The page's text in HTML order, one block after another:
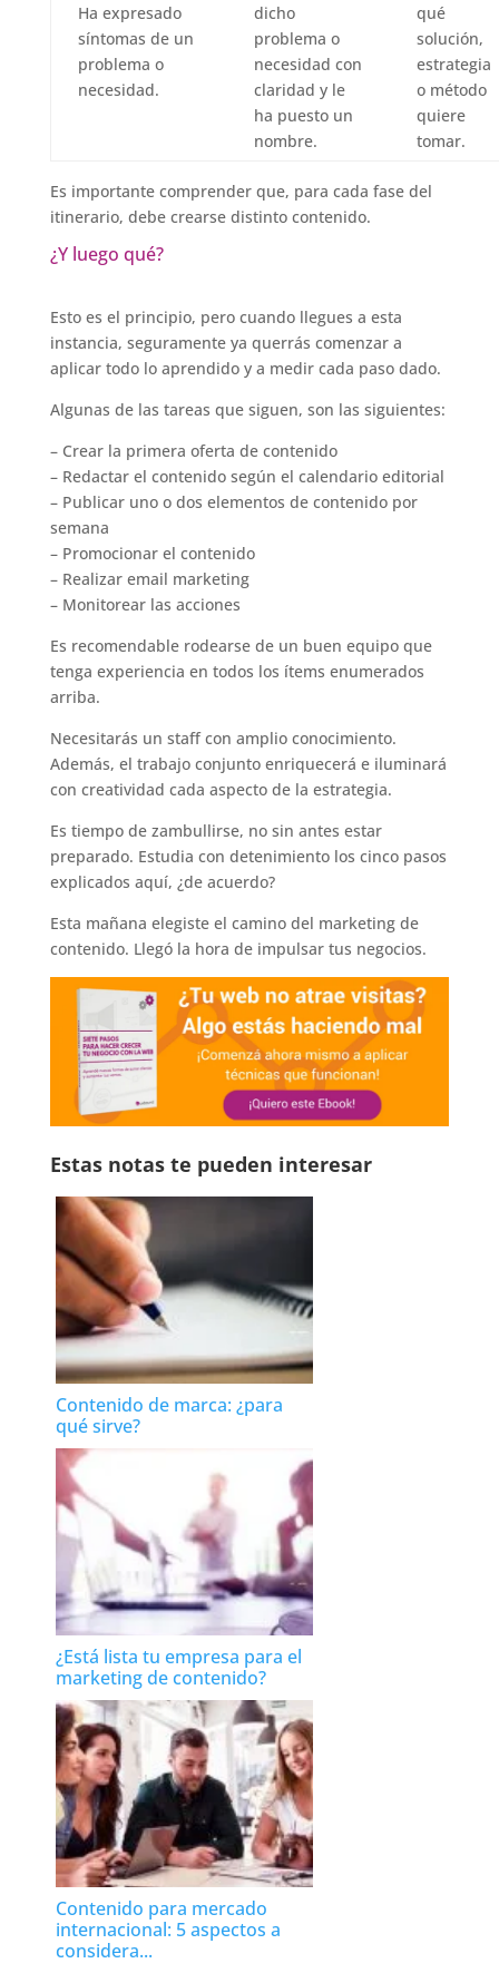
Ha expresado
síntomas de un
problema o
necesidad.
dicho
problema o
necesidad con
claridad y le
ha puesto un
nombre.
qué
solución,
estrategia
o método
quiere
tomar.
Es importante comprender que, para cada fase del
itinerario, debe crearse distinto contenido.
¿Y luego qué?
Esto es el principio, pero cuando llegues a esta
instancia, seguramente ya querrás comenzar a
aplicar todo lo aprendido y a medir cada paso dado.
Algunas de las tareas que siguen, son las siguientes:
– Crear la primera oferta de contenido
– Redactar el contenido según el calendario editorial
– Publicar uno o dos elementos de contenido por
semana
– Promocionar el contenido
– Realizar email marketing
– Monitorear las acciones
Es recomendable rodearse de un buen equipo que
tenga experiencia en todos los ítems enumerados
arriba.
Necesitarás un staff con amplio conocimiento.
Además, el trabajo conjunto enriquecerá e iluminará
con creatividad cada aspecto de la estrategia.
Es tiempo de zambullirse, no sin antes estar
preparado. Estudia con detenimiento los cinco pasos
explicados aquí, ¿de acuerdo?
Esta mañana elegiste el camino del marketing de
contenido. Llegó la hora de impulsar tus negocios.
Estas notas te pueden interesar
Contenido de marca: ¿para
qué sirve?
¿Está lista tu empresa para el
marketing de contenido?
Contenido para mercado
internacional: 5 aspectos a
considera...